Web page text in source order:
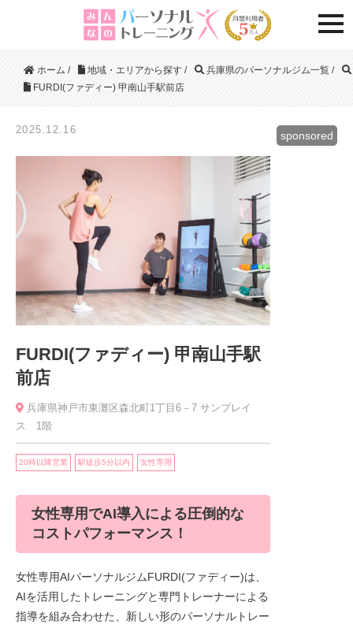
ホーム / 地域・エリアから探す / 兵庫県のパーソナルジム一覧 /
FURDI(ファディー) 甲南山手駅前店
sponsored
2025.12.16
FURDI(ファディー) 甲南山手駅
前店
兵庫県神戸市東灘区森北町1丁目6－7 サンプレイ
ス 1階
20時以降営業 駅徒歩5分以内 女性専用
女性専用でAI導入による圧倒的な
コストパフォーマンス！
女性専用AIパーソナルジムFURDI(ファディー)は、
AIを活用したトレーニングと専門トレーナーによる
指導を組み合わせた、新しい形のパーソナルトレー